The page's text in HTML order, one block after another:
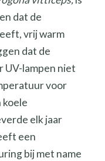
dat de
vrij warm
dat de
UV-lampen niet
voor
koele
elk jaar
een
bij met name